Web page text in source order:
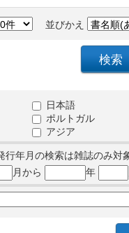
並びかえ
日本語
ポルトガル
アジア
行年月の検索は雑誌のみ対
月から 年